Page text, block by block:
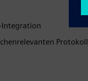
Integration